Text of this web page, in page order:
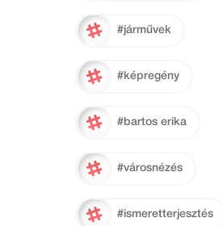
#járművek
#képregény
#bartos erika
#városnézés
#ismeretterjesztés